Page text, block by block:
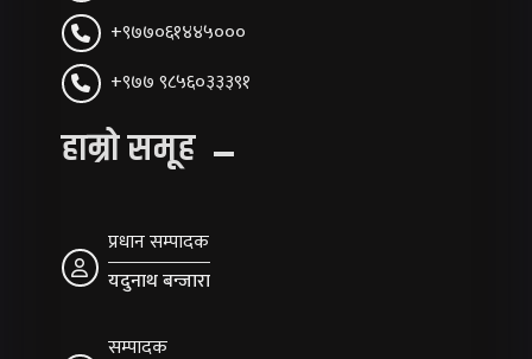
+९७७०६१४४५०००
+९७७ ९८५६०३३३९१
हाम्रो समूह
प्रधान सम्पादक
यदुनाथ बन्जारा
सम्पादक